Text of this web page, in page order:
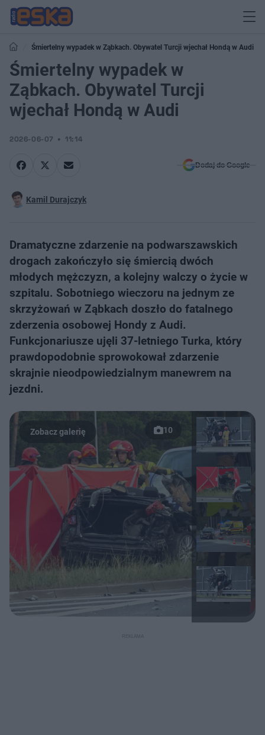
Śmiertelny wypadek w Ząbkach. Obywatel Turcji wjechał Hondą w Audi
Śmiertelny wypadek w
Ząbkach. Obywatel Turcji
wjechał Hondą w Audi
2026-06-07 11:14
Dodaj do Google
Kamil Durajczyk
Dramatyczne zdarzenie na podwarszawskich
drogach zakończyło się śmiercią dwóch
młodych mężczyzn, a kolejny walczy o życie w
szpitalu. Sobotniego wieczoru na jednym ze
skrzyżowań w Ząbkach doszło do fatalnego
zderzenia osobowej Hondy z Audi.
Funkcjonariusze ujęli 37-letniego Turka, który
prawdopodobnie sprowokował zdarzenie
skrajnie nieodpowiedzialnym manewrem na
jezdni.
10